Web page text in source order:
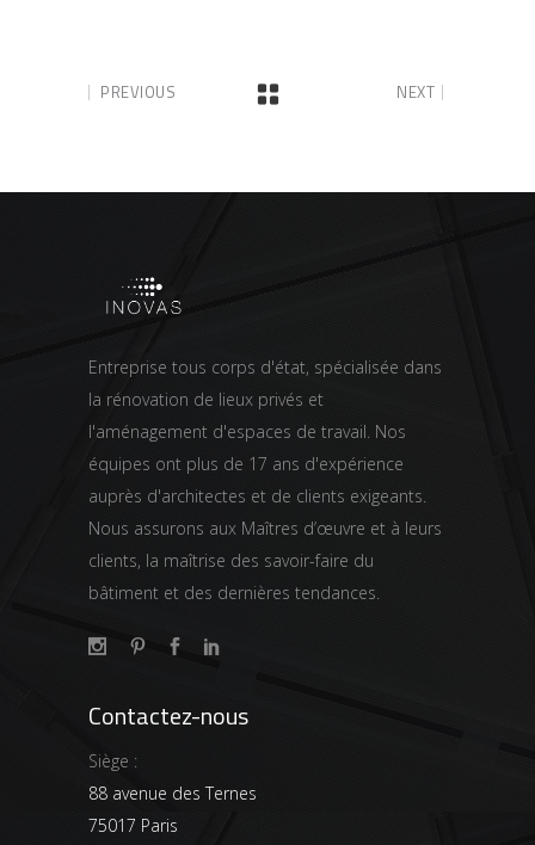
PREVIOUS NEXT
Entreprise tous corps d'état, spécialisée dans
la rénovation de lieux privés et
l'aménagement d'espaces de travail. Nos
équipes ont plus de 17 ans d'expérience
auprès d'architectes et de clients exigeants.
Nous assurons aux Maîtres d’œuvre et à leurs
clients, la maîtrise des savoir-faire du
bâtiment et des dernières tendances.
Contactez-nous
Siège :
88 avenue des Ternes
75017 Paris